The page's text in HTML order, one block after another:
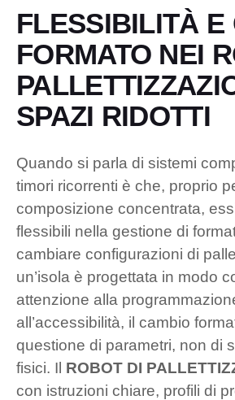
FLESSIBILITÀ E
FORMATO NEI
SPAZI RIDOTTI
Quando si parla di sistemi
timori ricorrenti è che, proprio
composizione concentrata,
flessibili nella gestione di
cambiare configurazioni di
un’isola è progettata in modo
attenzione alla
all’accessibilità, il cambio
questione di parametri, non di
fisici. Il ROBOT DI
con istruzioni chiare, profili di